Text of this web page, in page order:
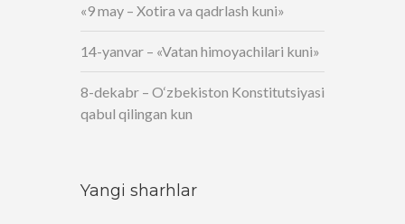
«9 may – Xotira va qadrlash kuni»
14-yanvar – «Vatan himoyachilari kuni»
8-dekabr – O‘zbekiston Konstitutsiyasi
qabul qilingan kun
Yangi sharhlar